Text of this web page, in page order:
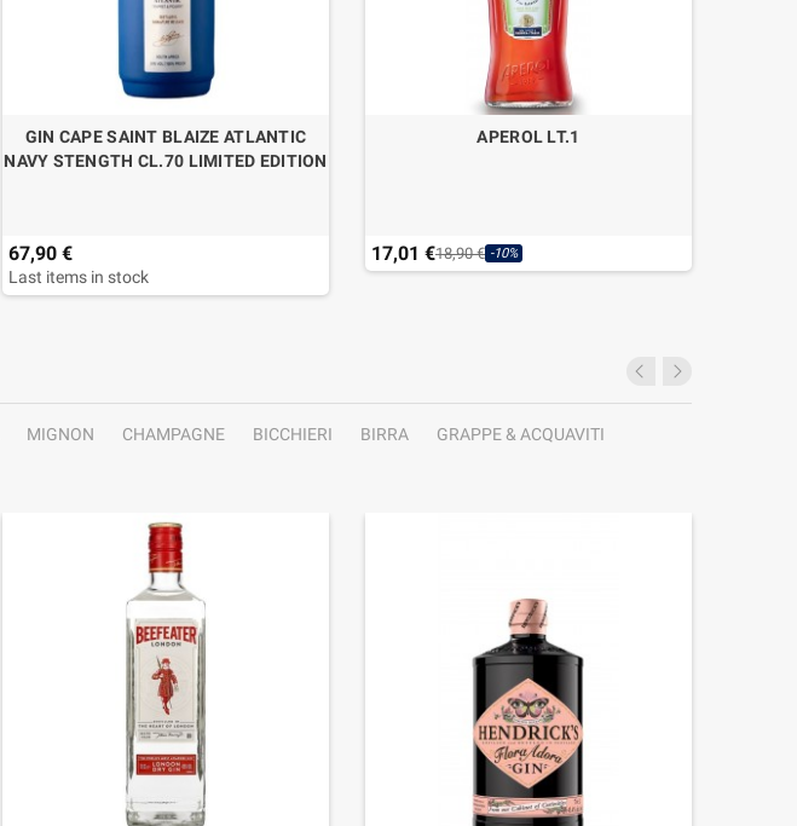
GIN CAPE SAINT BLAIZE ATLANTIC
NAVY STENGTH CL.70 LIMITED EDITION
67,90 €
Last items in stock
APEROL LT.1
17,01 €18,90 € -10%
MIGNON CHAMPAGNE BICCHIERI BIRRA
GRAPPE & ACQUAVITI